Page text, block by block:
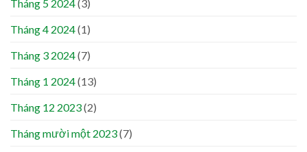
Tháng 5 2024(3)
Tháng 4 2024(1)
Tháng 3 2024(7)
Tháng 1 2024(13)
Tháng 12 2023(2)
Tháng mười một 2023(7)